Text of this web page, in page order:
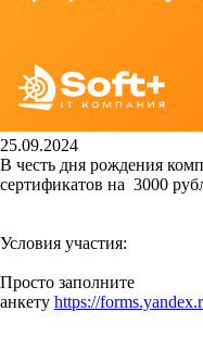
25.09.2024
В честь дня рождения
сертификатов на 3000
Условия участия:
Просто заполните
анкету https://